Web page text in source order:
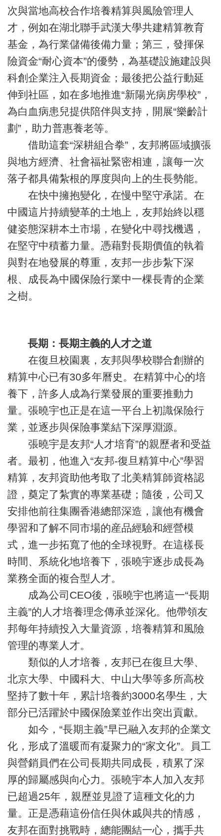
次與當地高校合作培養精算與風險管理人
才，例如在湖北聯手武漢大學共建精算教育
基金，為行業儲備後備力量；第三，發揮保
險資金“耐心資本”的優勢，為基礎設施建設與
科創企業注入長期資金；最後把公益行動延
伸到社區，如在多地推進“新陽光病房學校”，
為白血病患兒提供陪伴與支持，開展“樂齡計
劃”，助力普惠養老等。
借助這套“深耕組合拳”，友邦將區域擴張
與地方經濟、社會福祉緊密相連，讓每一次
落子都具備紮根的厚度與向上的生長勢能。
在快中擁抱變化，在慢中堅守承諾。在
中國這片持續變革的土地上，友邦始終以穩
健姿態深耕本土市場，在變化中尋找機遇，
在堅守中積蓄力量。憑藉對長期價值的執着
與對在地發展的尊重，友邦一步步紮下深
根、成長為中國保險行業中一棵長青的企業
之樹。
長期：長期主義的人才之道
在復旦校園裏，友邦與學校聯合創辦的
精算中心已有30多年曆史。在精算中心的培
養下，許多人成為行業發展的重要推動力
量。張曉宇也正是在這一平台上初識保險行
業，並逐步與保險事業結下深厚淵源。
張曉宇是友邦“人才培育”的親歷者和受益
者。最初，他進入“友邦-復旦精算中心”學習
精算，友邦資助他考取了北美精算師資格認
證，奠定了紮實的專業基礎；隨後，公司又
安排他前往集團香港總部深造，讓他有機會
學習和了解不同市場的産品經驗和經營模
式，進一步拓寬了他的全球視野。在這樣長
時間、系統化地培養下，張曉宇逐步成長為
業務全面的複合型人才。
成為公司CEO後，張曉宇也將這一“長期
主義”的人才培養理念傳承並深化。他帶領友
邦每年持續投入大量資源，培養精算和風險
管理的專業人才。
類似的人才培養，友邦已在復旦大學、
北京大學、中國科大、中山大學等多所高校
堅持了數十年，累計培養約3000名學生，大
部分已活躍於中國保險業並作出突出貢獻。
如今，“長期主義”早已融入友邦的企業文
化，形成了溫暖而有凝聚力的“家文化”。員工
與營銷員們在公司長期共同成長，積累了深
厚的歸屬感與向心力。張曉宇本人加入友邦
已超過25年，親歷並見證了這種文化的力
量。正是憑藉這份信任與休戚與共的情感，
友邦在面對挑戰時，總能團結一心，攜手共